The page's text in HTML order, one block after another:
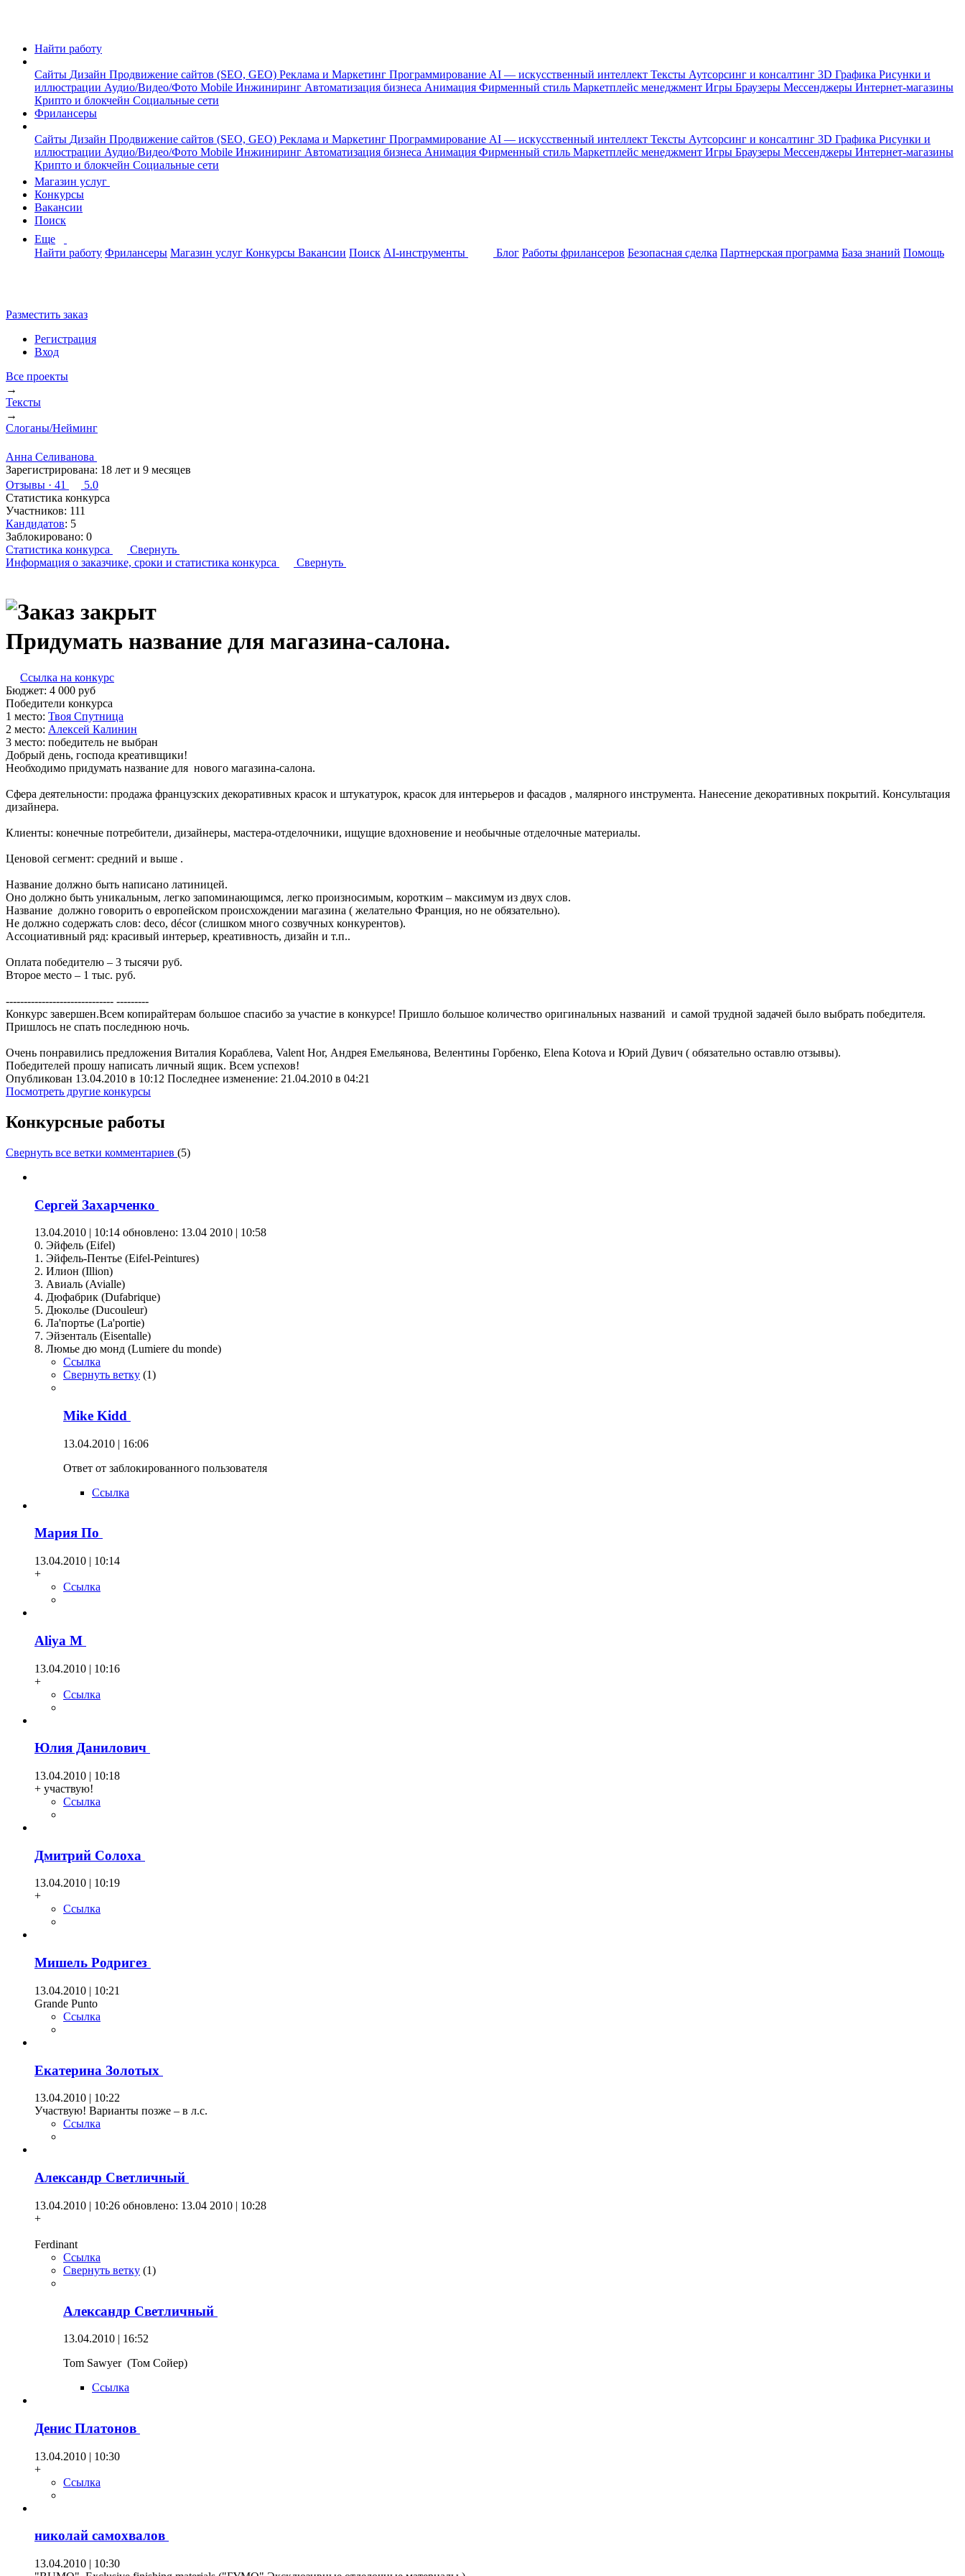
Найти работу
Сайты Дизайн Продвижение сайтов (SEO, GEO) Реклама и Маркетинг Программирование AI — искусственный интеллект Тексты Аутсорсинг и консалтинг 3D Графика Рисунки и
иллюстрации Аудио/Видео/Фото Mobile Инжиниринг Автоматизация бизнеса Анимация Фирменный стиль Маркетплейс менеджмент Игры Браузеры Мессенджеры Интернет-магазины
Крипто и блокчейн Социальные сети
Фрилансеры
Сайты Дизайн Продвижение сайтов (SEO, GEO) Реклама и Маркетинг Программирование AI — искусственный интеллект Тексты Аутсорсинг и консалтинг 3D Графика Рисунки и
иллюстрации Аудио/Видео/Фото Mobile Инжиниринг Автоматизация бизнеса Анимация Фирменный стиль Маркетплейс менеджмент Игры Браузеры Мессенджеры Интернет-магазины
Крипто и блокчейн Социальные сети
Магазин услуг
Конкурсы
Вакансии
Поиск
Еще
Найти работу Фрилансеры Магазин услуг Конкурсы Вакансии Поиск AI-инструменты Блог Работы фрилансеров Безопасная сделка Партнерская программа База знаний Помощь
Разместить заказ
Регистрация
Вход
Все проекты
→
Тексты
→
Слоганы/Нейминг
Анна Селиванова
Зарегистрирована: 18 лет и 9 месяцев
Отзывы · 41
5.0
Статистика конкурса
Участников: 111
Кандидатов: 5
Заблокировано: 0
Статистика конкурса
Свернуть
Информация о заказчике, сроки и статистика конкурса Свернуть
Придумать название для магазина-салона.
Ссылка на конкурс
Бюджет: 4 000 руб
Победители конкурса
1 место: Т­воя С­пут­ни­ца
2 место: Алек­сей Ка­линин
3 место: победитель не выбран
Добрый день, господа креативщики!
Необходимо придумать название для нового магазина-салона.
Сфера деятельности: продажа французских декоративных красок и штукатурок, красок для интерьеров и фасадов , малярного инструмента. Нанесение декоративных покрытий. Консультация
дизайнера.
Клиенты: конечные потребители, дизайнеры, мастера-отделочники, ищущие вдохновение и необычные отделочные материалы.
Ценовой сегмент: средний и выше .
Название должно быть написано латиницей.
Оно должно быть уникальным, легко запоминающимся, легко произносимым, коротким – максимум из двух слов.
Название должно говорить о европейском происхождении магазина ( желательно Франция, но не обязательно).
Не должно содержать слов: deco, décor (слишком много созвучных конкурентов).
Ассоциативный ряд: красивый интерьер, креативность, дизайн и т.п..
Оплата победителю – 3 тысячи руб.
Второе место – 1 тыс. руб.
------------------------------ ---------
Конкурс завершен.Всем копирайтерам большое спасибо за участие в конкурсе! Пришло большое количество оригинальных названий и самой трудной задачей было выбрать победителя.
Пришлось не спать последнюю ночь.
Очень понравились предложения Виталия Кораблева, Valent Hor, Андрея Емельянова, Велентины Горбенко, Elena Kotova и Юрий Дувич ( обязательно оставлю отзывы).
Победителей прошу написать личный ящик. Всем успехов!
Опубликован 13.04.2010 в 10:12 Последнее изменение: 21.04.2010 в 04:21
Посмотреть другие конкурсы
Конкурсные работы
Свернуть все ветки комментариев (5)
Сергей Захарченко
13.04.2010 | 10:14 обновлено: 13.04 2010 | 10:58
0. Эйфель (Eifel)
1. Эйфель-Пентье (Eifel-Peintures)
2. Илион (Illion)
3. Авиаль (Avialle)
4. Дюфабрик (Dufabrique)
5. Дюколье (Ducouleur)
6. Ла'портье (La'portie)
7. Эйзенталь (Eisentalle)
8. Люмье дю монд (Lumiere du monde)
Ссылка
Свернуть ветку (1)
Mike Kidd
13.04.2010 | 16:06
Ответ от заблокированного пользователя
Ссылка
Мария По
13.04.2010 | 10:14
+
Ссылка
Aliya М
13.04.2010 | 10:16
+
Ссылка
Юлия Данилович
13.04.2010 | 10:18
+ участвую!
Ссылка
Дмитрий Солоха
13.04.2010 | 10:19
+
Ссылка
Мишель Родригез
13.04.2010 | 10:21
Grande Punto
Ссылка
Екатерина Золотых
13.04.2010 | 10:22
Участвую! Варианты позже – в л.с.
Ссылка
Александр Светличный
13.04.2010 | 10:26 обновлено: 13.04 2010 | 10:28
+
Ferdinant
Ссылка
Свернуть ветку (1)
Александр Светличный
13.04.2010 | 16:52
Tom Sawyer (Том Сойер)
Ссылка
Денис Платонов
13.04.2010 | 10:30
+
Ссылка
николай самохвалов
13.04.2010 | 10:30